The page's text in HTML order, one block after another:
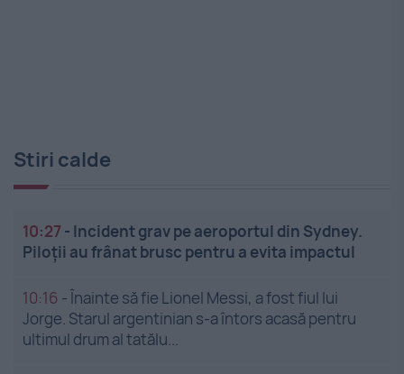
Stiri calde
10:27 - Incident grav pe aeroportul din Sydney.
Piloții au frânat brusc pentru a evita impactul
10:16 -Înainte să fie Lionel Messi, a fost fiul lui
Jorge. Starul argentinian s-a întors acasă pentru
ultimul drum al tatălu...